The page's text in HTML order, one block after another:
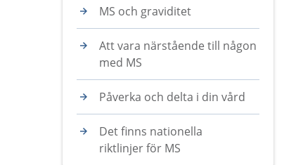
MS och graviditet
Att vara närstående till någon
med MS
Påverka och delta i din vård
Det finns nationella
riktlinjer för MS